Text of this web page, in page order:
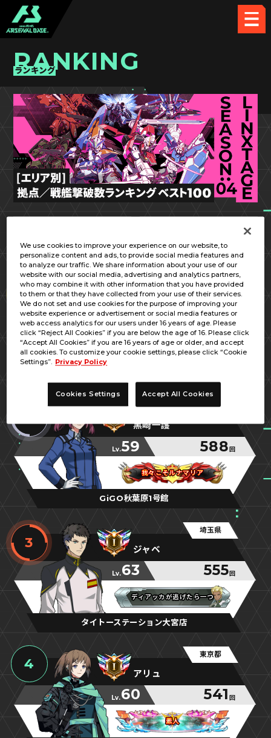
RANKING
ランキング
1
埼玉県
レム／ＩＲ
Lv.68 698回
覇神王
覇神王
覇神王
東京都
黒崎一護
Lv.59 588 回
我々こそルナマリア
我々こそルナマリア
我々こそルナマリア
GiGO秋葉原1号館
3
埼玉県
ジャベ
Lv.63 555 回
ディアッカが逃げたら一つ
ディアッカが逃げたら一つ
ディアッカが逃げたら一つ
タイトーステーション大宮店
4
東京都
アリュ
Lv.60 541 回
素人
素人
素人
We use cookies to improve your experience on our website, to
personalize content and ads, to provide social media features and
to analyze our traffic. We share information about your use of our
website with our social media, advertising and analytics partners,
who may combine it with other information that you have provided
to them or that they have collected from your use of their services.
We do not set and use cookies for the purpose of improving your
website experience or advertisement or social media features or
web access analytics for our users under 16 years of age. Please
click “Reject All Cookies” if you are below the age of 16. Please click
“Accept All Cookies” if you are 16 years of age or older, and accept
all cookies. To customize your cookie settings, please click “Cookie
Settings”. Privacy Policy
Cookies Settings Accept All Cookies